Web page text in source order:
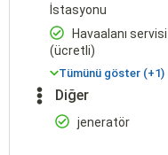
İstasyonu
Havaalanı servisi
(ücretli)
Tümünü göster (+1)
Diğer
jeneratör